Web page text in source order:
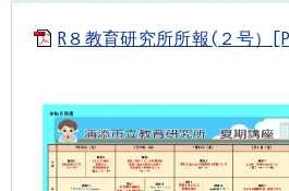
R８教育研究所所報(２号）